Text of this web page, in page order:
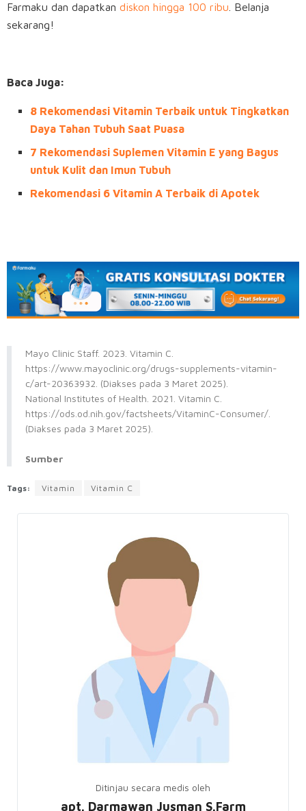
Farmaku dan dapatkan diskon hingga 100 ribu . Belanja
sekarang!
Baca Juga:
8 Rekomendasi Vitamin Terbaik untuk Tingkatkan
Daya Tahan Tubuh Saat Puasa
7 Rekomendasi Suplemen Vitamin E yang Bagus
untuk Kulit dan Imun Tubuh
Rekomendasi 6 Vitamin A Terbaik di Apotek
Mayo Clinic Staff. 2023. Vitamin C.
https://www.mayoclinic.org/drugs-supplements-vitamin-
c/art-20363932. (Diakses pada 3 Maret 2025).
National Institutes of Health. 2021. Vitamin C.
https://ods.od.nih.gov/factsheets/VitaminC-Consumer/.
(Diakses pada 3 Maret 2025).
Sumber
Tags: Vitamin Vitamin C
Ditinjau secara medis oleh
apt. Darmawan Jusman S.Farm